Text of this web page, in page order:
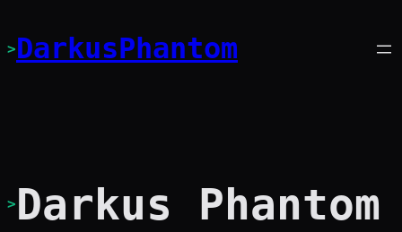
>DarkusPhantom
> Darkus Phantom